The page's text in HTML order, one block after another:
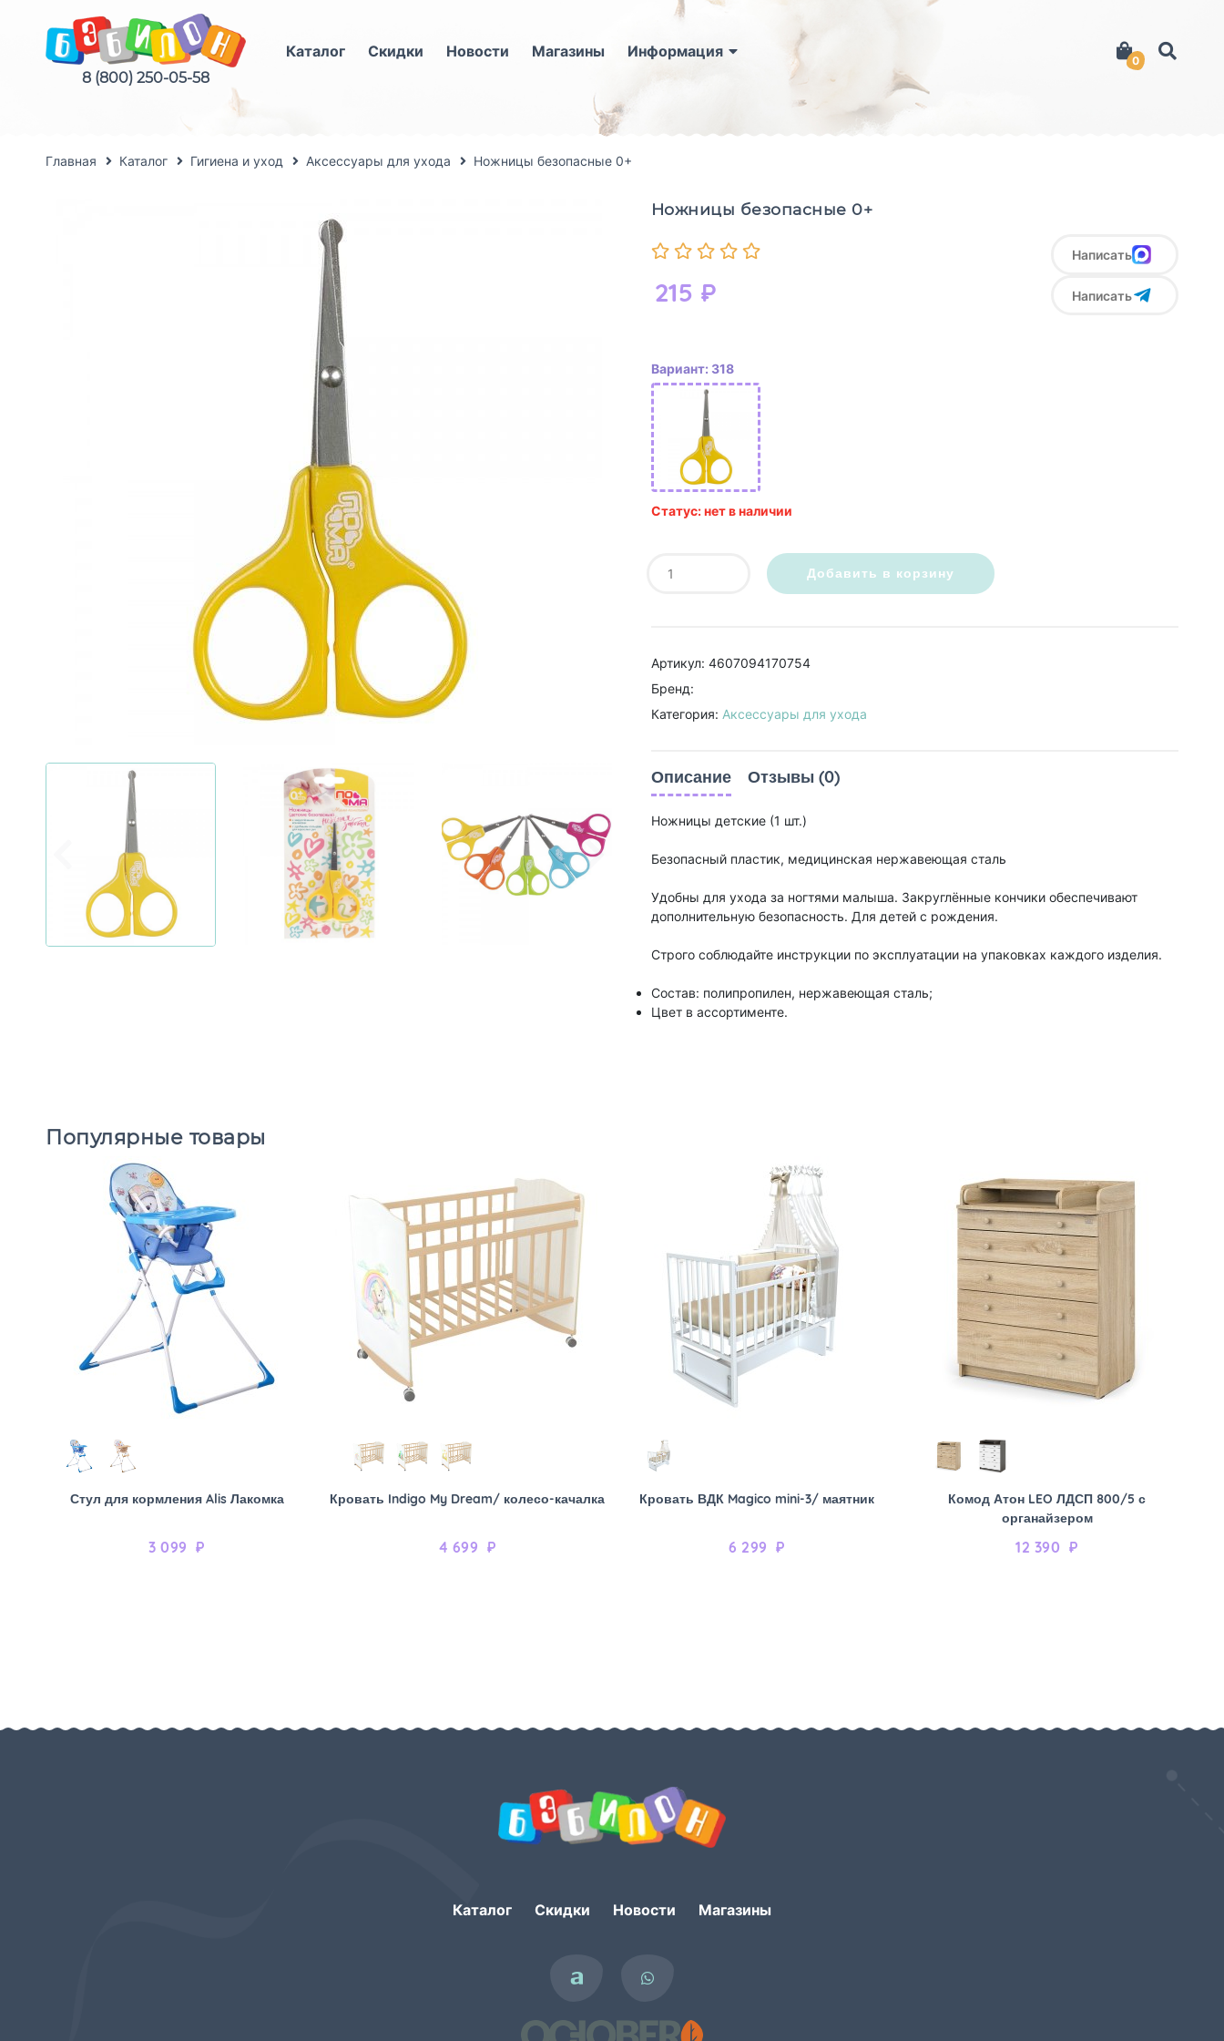
8 (800) 250-05-58
Каталог Скидки Новости Магазины Информация
0
Главная Каталог Гигиена и уход Аксессуары для ухода Ножницы безопасные 0+
Ножницы безопасные 0+
215 ₽
Написать
Написать
Вариант: 318
Статус: нет в наличии
Добавить в корзину
Артикул: 4607094170754
Бренд:
Категория: Аксессуары для ухода
Описание Отзывы (0)
Ножницы детские (1 шт.)
Безопасный пластик, медицинская нержавеющая сталь
Удобны для ухода за ногтями малыша. Закруглённые кончики обеспечивают
дополнительную безопасность. Для детей с рождения.
Строго соблюдайте инструкции по эксплуатации на упаковках каждого изделия.
Состав: полипропилен, нержавеющая сталь;
Цвет в ассортименте.
Популярные товары
Стул для кормления Alis Лакомка
3 099 ₽
Кровать Indigo My Dream/ колесо-качалка
4 699 ₽
Кровать ВДК Magico mini-3/ маятник
6 299 ₽
Комод Атон LEO ЛДСП 800/5 с
органайзером
12 390 ₽
Каталог Скидки Новости Магазины